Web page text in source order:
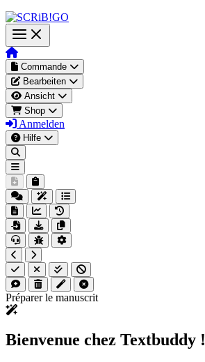
Commande
Bearbeiten
Ansicht
Shop
Anmelden
Hilfe
Préparer le manuscrit
Bienvenue chez Textbuddy !